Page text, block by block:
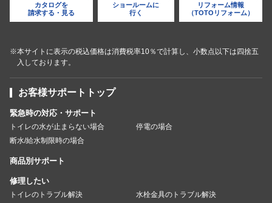
カタログを
請求する・見る
ショールームに
行く
リフォーム情報
（TOTOリフォーム）
※本サイトに表示の税込価格は消費税率10％で計算し、小数点以下は四捨五
入しております。
お客様サポートトップ
緊急時の対応・サポート
トイレの水が止まらない場合
停電の場合
断水/給水制限時の場合
商品別サポート
修理したい
トイレのトラブル解決
水栓金具のトラブル解決